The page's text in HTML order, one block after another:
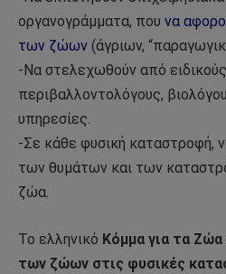
οργανογράμματα, που να
των ζώων (άγριων,
-Να στελεχωθούν από
περιβαλλοντολόγους,
υπηρεσίες.
-Σε κάθε φυσική καταστροφή,
των θυμάτων και των
ζώα.
Το ελληνικό Κόμμα για τα Ζώα
των ζώων στις φυσικές